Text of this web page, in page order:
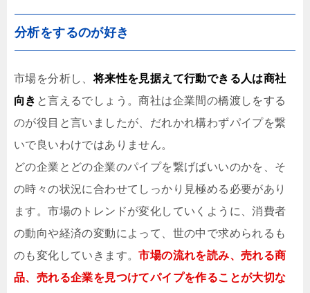
分析をするのが好き
市場を分析し、将来性を見据えて行動できる人は商社
向き と言えるでしょう。商社は企業間の橋渡しをする
のが役目と言いましたが、だれかれ構わずパイプを繋
いで良いわけではありません。
どの企業とどの企業のパイプを繋げばいいのかを、そ
の時々の状況に合わせてしっかり見極める必要があり
ます。市場のトレンドが変化していくように、消費者
の動向や経済の変動によって、世の中で求められるも
のも変化していきます。市場の流れを読み、売れる商
品、売れる企業を見つけてパイプを作ることが大切な